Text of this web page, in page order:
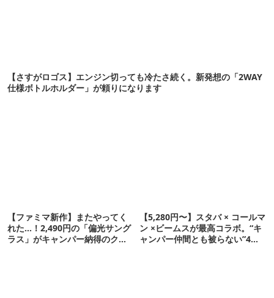
【さすがロゴス】エンジン切っても冷たさ続く。新発想の「2WAY
仕様ボトルホルダー」が頼りになります
【ファミマ新作】またやってく
れた…！2,490円の「偏光サング
ラス」がキャンパー納得のクオ
【5,280円〜】スタバ × コールマ
ン ×ビームスが最高コラボ。“キ
ャンパー仲間とも被らない”4ア